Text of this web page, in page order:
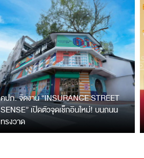
คปภ. จัดงาน “INSURANCE STREET
SENSE” เปิดตัวจุดเช็กอินใหม่! บนถนน
ทรงวาด